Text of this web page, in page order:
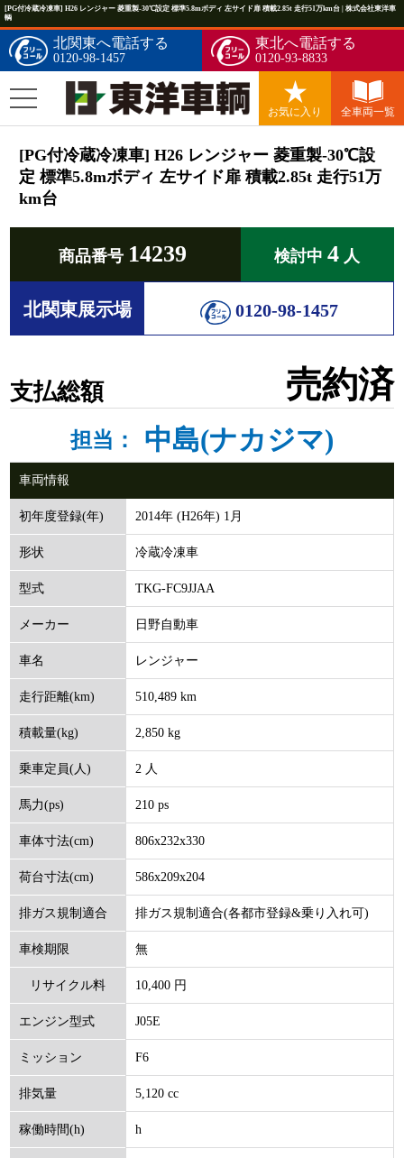
[PG付冷蔵冷凍車] H26 レンジャー 菱重製-30℃設定 標準5.8mボディ 左サイド扉 積載2.85t 走行51万km台 | 株式会社東洋車
輌
北関東へ電話する
0120-98-1457
東北へ電話する
0120-93-8833
お気に入り 全車両一覧
[PG付冷蔵冷凍車] H26 レンジャー 菱重製-30℃設
定 標準5.8mボディ 左サイド扉 積載2.85t 走行51万
km台
商品番号 14239 検討中 4 人
北関東展示場 0120-98-1457
支払総額 売約済
担当： 中島(ナカジマ)
車両情報
初年度登録(年) 2014年 (H26年) 1月
形状 冷蔵冷凍車
型式 TKG-FC9JJAA
メーカー 日野自動車
車名 レンジャー
走行距離(km) 510,489 km
積載量(kg) 2,850 kg
乗車定員(人) 2 人
馬力(ps) 210 ps
車体寸法(cm) 806x232x330
荷台寸法(cm) 586x209x204
排ガス規制適合 排ガス規制適合(各都市登録&乗り入れ可)
車検期限 無
リサイクル料
(円)
10,400 円
エンジン型式 J05E
ミッション F6
排気量 5,120 cc
稼働時間(h) h